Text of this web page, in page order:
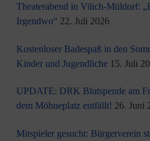
Theaterabend in Vilich-Müldorf:
Irgendwo“ 22. Juli 2026
Kostenloser Badespaß in den
Kinder und Jugendliche 15. Juli
UPDATE: DRK Blutspende am
dem Möhneplatz entfällt! 26. Juni
Mitspieler gesucht: Bürgerverein